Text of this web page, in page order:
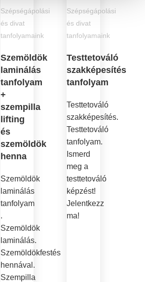
Szépségápolási
és divat
tanfolyamaink
Szemöldök
laminálás
tanfolyam
+
szempilla
lifting
és
szemöldök
henna
Szemöldök
laminálás
tanfolyam
.
Szemöldök
laminálás.
Szemöldökfestés
hennával.
Szempilla
Szépségápolási
és divat
tanfolyamaink
Testtetováló
szakképesítés
tanfolyam
Testtetováló
szakképesítés.
Testtetováló
tanfolyam.
Ismerd
meg a
testtetováló
képzést!
Jelentkezz
ma!